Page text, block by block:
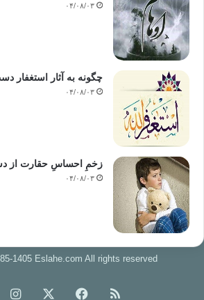
۰۴/۰۸/۰۳
چگونه به آثار استغفار
۰۴/۰۸/۰۳
زخمِ احساسِ حقارت از
۰۴/۰۸/۰۳
1405 Eslahe.com All rights reserved
خوراک فیس